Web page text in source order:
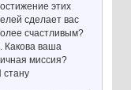
этих
сделает вас
счастливым?
Какова ваша
миссия?
стану